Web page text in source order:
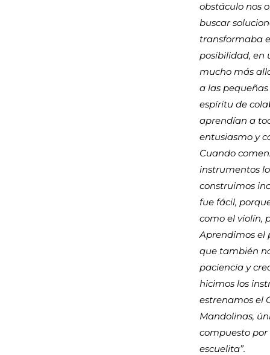
obstáculo nos
buscar
transformaba
posibilidad, en
mucho más
a las
espíritu de
aprendían a
entusiasmo y
Cuando
instrumentos
construimos
fue fácil,
como el violín,
Aprendimos el
que también
paciencia y
hicimos los
estrenamos el
Mandolinas,
compuesto
escuelita”.